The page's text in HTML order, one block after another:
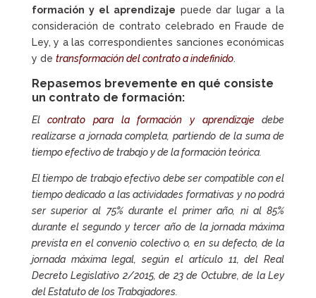
formación y el aprendizaje puede dar lugar a la
consideración de contrato celebrado en Fraude de
Ley, y a las correspondientes sanciones económicas
y de transformación del contrato a indefinido.
Repasemos brevemente en qué consiste
un contrato de formación:
Elcontrato para la formación y aprendizajedebe
realizarse a jornada completa, partiendo de la suma de
tiempo efectivo de trabajo y de la formación teórica.
El tiempo de trabajo efectivo debe ser compatible con el
tiempo dedicado a las actividades formativas y no podrá
ser superior al 75% durante el primer año, ni al 85%
durante el segundo y tercer año de la jornada máxima
prevista en el convenio colectivo o, en su defecto, de la
jornada máxima legal, según el artículo 11, del Real
Decreto Legislativo 2/2015, de 23 de Octubre, de la Ley
del Estatuto de los Trabajadores.